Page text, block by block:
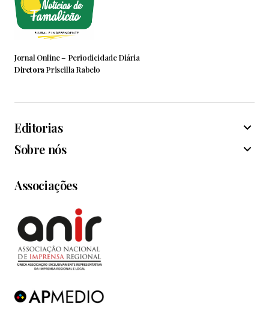
Jornal Online – Periodicidade Diária
Diretora Priscilla Rabelo
Editorias
Sobre nós
Associações